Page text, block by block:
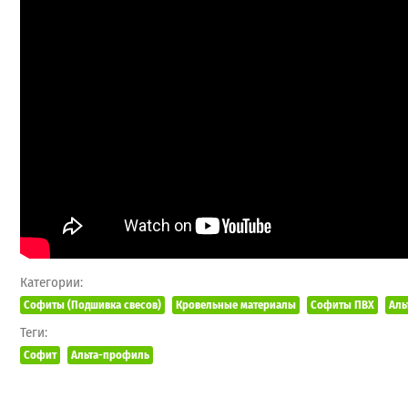
Категории:
Софиты (Подшивка свесов) Кровельные материалы Софиты ПВХ
Теги:
Софит Альта-профиль